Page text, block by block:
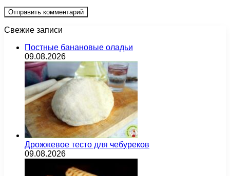
Свежие записи
Постные банановые оладьи
09.08.2026
Дрожжевое тесто для чебуреков
09.08.2026